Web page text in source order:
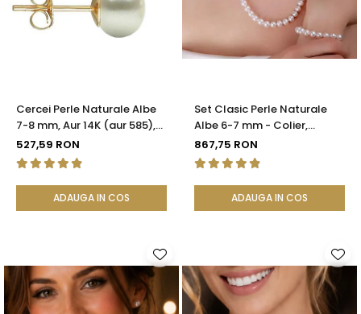
Seturi Perle cu Argint
Brățări cu Perle
Cercei Perle Naturale Albe
7-8 mm, Aur 14K (aur 585),
Calitatea AAA | KASKADDA®
527,59 RON
ADAUGA IN COS
Set Clasic Perle Naturale
Albe 6-7 mm - Colier,
Brățară și Cercei, Argint 925
| KASKADDA®
867,75 RON
ADAUGA IN COS